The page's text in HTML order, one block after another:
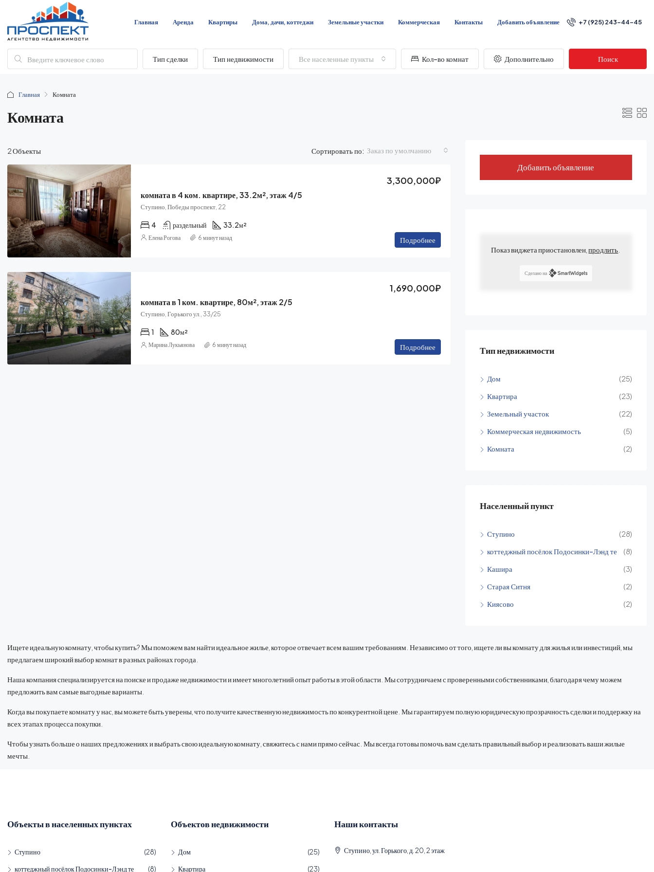
Главная Аренда Квартиры Дома, дачи, коттеджи Земельные участки Коммерческая Контакты Добавить объявление +7 (925) 243-44-45
Тип сделки Тип недвижимости Все населенные пункты Кол-во комнат Дополнительно Поиск
Главная Комната
Комната
2 Объекты Сортировать по: Заказ по умолчанию
комната в 4 ком. квартире, 33.2м², этаж 4/5
3,300,000₽
Ступино, Победы проспект, 22
4 раздельный 33.2м²
Подробнее
Елена Рогова 6 минут назад
комната в 1 ком. квартире, 80м², этаж 2/5
1,690,000₽
Ступино, Горького ул., 33/25
1 80м²
Подробнее
Марина Лукьянова 6 минут назад
Добавить объявление
Показ виджета приостановлен,продлить
Сделано на
Тип недвижимости
Дом
(25)
Квартира
(23)
Земельный участок
(22)
Коммерческая недвижимость
(5)
Комната
(2)
Населенный пункт
Ступино
(28)
коттеджный посёлок Подосинки-Лэнд те
(8)
Кашира
(3)
Старая Ситня
(2)
Киясово
(2)
Ищете идеальную комнату, чтобы купить? Мы поможем вам найти идеальное жилье, которое отвечает всем вашим требованиям. Независимо от того, ищете ли вы комнату для жилья или инвестиций, мы
предлагаем широкий выбор комнат в разных районах города.
Наша компания специализируется на поиске и продаже недвижимости и имеет многолетний опыт работы в этой области. Мы сотрудничаем с проверенными собственниками, благодаря чему можем
предложить вам самые выгодные варианты.
Когда вы покупаете комнату у нас, вы можете быть уверены, что получите качественную недвижимость по конкурентной цене. Мы гарантируем полную юридическую прозрачность сделки и поддержку на
всех этапах процесса покупки.
Чтобы узнать больше о наших предложениях и выбрать свою идеальную комнату, свяжитесь с нами прямо сейчас. Мы всегда готовы помочь вам сделать правильный выбор и реализовать ваши жилые
мечты.
Объекты в населенных пунктах
Ступино
(28)
коттеджный посёлок Подосинки-Лэнд те
(8)
Объектов недвижимости
Дом
(25)
Квартира
(23)
Наши контакты
Ступино, ул. Горького, д. 20, 2 этаж